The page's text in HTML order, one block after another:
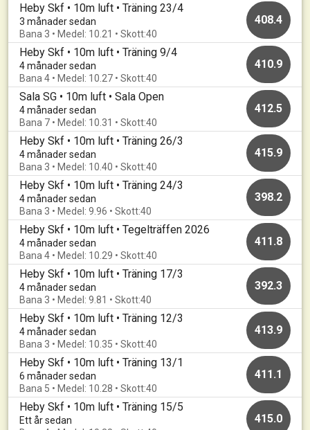
Heby Skf • 10m luft • Träning 23/4
3 månader sedan
Bana 3 • Medel: 10.21 • Skott:40
408.4
Heby Skf • 10m luft • Träning 9/4
4 månader sedan
Bana 4 • Medel: 10.27 • Skott:40
410.9
Sala SG • 10m luft • Sala Open
4 månader sedan
Bana 7 • Medel: 10.31 • Skott:40
412.5
Heby Skf • 10m luft • Träning 26/3
4 månader sedan
Bana 3 • Medel: 10.40 • Skott:40
415.9
Heby Skf • 10m luft • Träning 24/3
4 månader sedan
Bana 3 • Medel: 9.96 • Skott:40
398.2
Heby Skf • 10m luft • Tegelträffen 2026
4 månader sedan
Bana 4 • Medel: 10.29 • Skott:40
411.8
Heby Skf • 10m luft • Träning 17/3
4 månader sedan
Bana 3 • Medel: 9.81 • Skott:40
392.3
Heby Skf • 10m luft • Träning 12/3
4 månader sedan
Bana 3 • Medel: 10.35 • Skott:40
413.9
Heby Skf • 10m luft • Träning 13/1
6 månader sedan
Bana 5 • Medel: 10.28 • Skott:40
411.1
Heby Skf • 10m luft • Träning 15/5
Ett år sedan
415.0